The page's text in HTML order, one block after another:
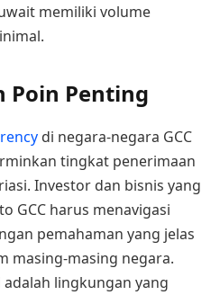
memiliki volume
Poin Penting
di negara-negara GCC
tingkat penerimaan
Investor dan bisnis yang
GCC harus menavigasi
pemahaman yang jelas
masing-masing negara.
adalah lingkungan yang